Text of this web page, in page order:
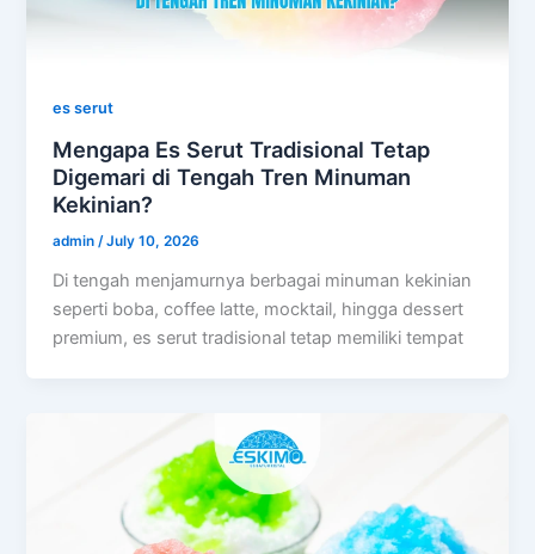
es serut
Mengapa Es Serut Tradisional Tetap
Digemari di Tengah Tren Minuman
Kekinian?
admin/July 10, 2026
Di tengah menjamurnya berbagai minuman kekinian
seperti boba, coffee latte, mocktail, hingga dessert
premium, es serut tradisional tetap memiliki tempat